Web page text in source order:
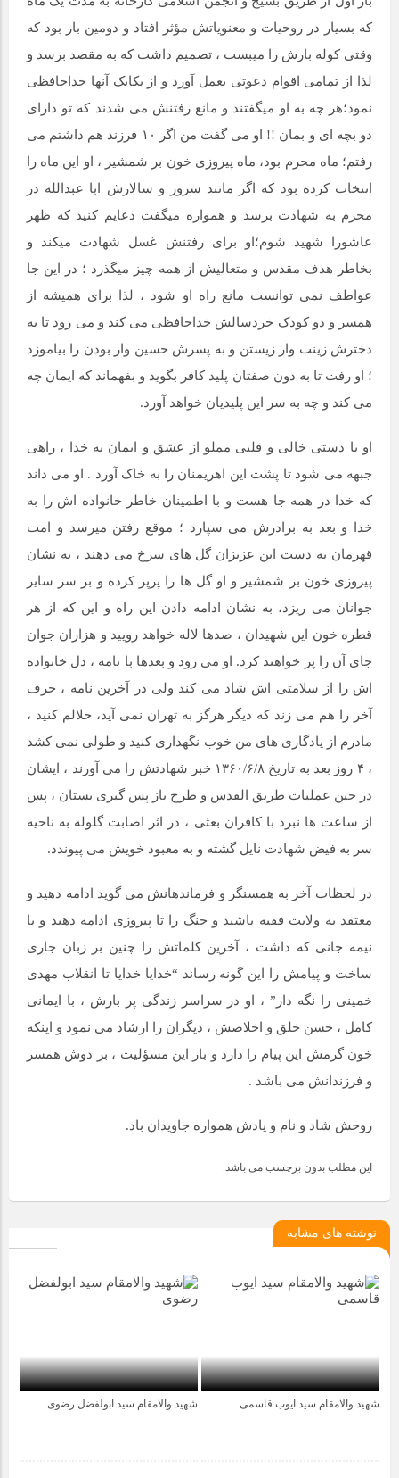
که بسیار در روحیات و معنویاتش مؤثر افتاد و دومین بار بود که
وقتی کوله بارش را میبست ، تصمیم داشت که به مقصد برسد و
لذا از تمامی اقوام دعوتی بعمل آورد و از یکایک آنها خداحافظی
نمود؛هر چه به او میگفتند و مانع رفتنش می شدند که تو دارای
دو بچه ای و بمان !! او می گفت من اگر ۱۰ فرزند هم داشتم می
رفتم؛ ماه محرم بود، ماه پیروزی خون بر شمشیر ، او این ماه را
انتخاب کرده بود که اگر مانند سرور و سالارش ابا عبدالله در
محرم به شهادت برسد و همواره میگفت دعایم کنید که ظهر
عاشورا شهید شوم؛او برای رفتنش غسل شهادت میکند و
بخاطر هدف مقدس و متعالیش از همه چیز میگذرد ؛ در این جا
عواطف نمی توانست مانع راه او شود ، لذا برای همیشه از
همسر و دو کودک خردسالش خداحافظی می کند و می رود تا به
دخترش زینب وار زیستن و به پسرش حسین وار بودن را بیاموزد
؛ او رفت تا به دون صفتان پلید کافر بگوید و بفهماند که ایمان چه
می کند و چه به سر این پلیدیان خواهد آورد.
او با دستی خالی و قلبی مملو از عشق و ایمان به خدا ، راهی
جبهه می شود تا پشت این اهریمنان را به خاک آورد . او می داند
که خدا در همه جا هست و با اطمینان خاطر خانواده اش را به
خدا و بعد به برادرش می سپارد ؛ موقع رفتن میرسد و امت
قهرمان به دست این عزیزان گل های سرخ می دهند ، به نشان
پیروزی خون بر شمشیر و او گل ها را پرپر کرده و بر سر سایر
جوانان می ریزد، به نشان ادامه دادن این راه و این که از هر
قطره خون این شهیدان ، صدها لاله خواهد رویید و هزاران جوان
جای آن را پر خواهند کرد. او می رود و بعدها با نامه ، دل خانواده
اش را از سلامتی اش شاد می کند ولی در آخرین نامه ، حرف
آخر را هم می زند که دیگر هرگز به تهران نمی آید، حلالم کنید ،
مادرم از یادگاری های من خوب نگهداری کنید و طولی نمی کشد
، ۴ روز بعد به تاریخ ۱۳۶۰/۶/۸ خبر شهادتش را می آورند ، ایشان
در حین عملیات طریق القدس و طرح باز پس گیری بستان ، پس
از ساعت ها نبرد با کافران بعثی ، در اثر اصابت گلوله به ناحیه
سر به فیض شهادت نایل گشته و به معبود خویش می پیوندد.
در لحظات آخر به همسنگر و فرماندهانش می گوید ادامه دهید و
معتقد به ولایت فقیه باشید و جنگ را تا پیروزی ادامه دهید و با
نیمه جانی که داشت ، آخرین کلماتش را چنین بر زبان جاری
ساخت و پیامش را این گونه رساند “خدایا خدایا تا انقلاب مهدی
خمینی را نگه دار” ، او در سراسر زندگی پر بارش ، با ایمانی
کامل ، حسن خلق و اخلاصش ، دیگران را ارشاد می نمود و اینکه
خون گرمش این پیام را دارد و بار این مسؤلیت ، بر دوش همسر
و فرزندانش می باشد .
روحش شاد و نام و یادش همواره جاویدان باد.
این مطلب بدون برچسب می باشد.
نوشته های مشابه
شهید والامقام سید ایوب قاسمی شهید والامقام سید ابولفضل رضوی